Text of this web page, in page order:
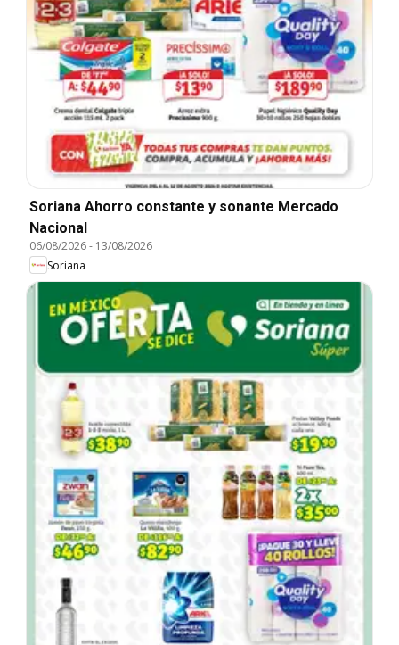
Soriana Ahorro constante y sonante Mercado
Nacional
06/08/2026- 13/08/2026
Soriana